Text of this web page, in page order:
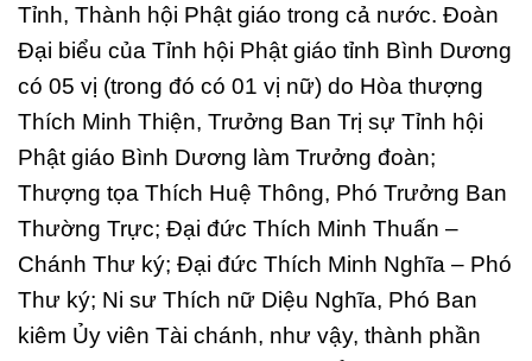
Tỉnh, Thành hội Phật giáo trong cả nước. Đoàn
Đại biểu của Tỉnh hội Phật giáo tỉnh Bình Dương
có 05 vị (trong đó có 01 vị nữ) do Hòa thượng
Thích Minh Thiện, Trưởng Ban Trị sự Tỉnh hội
Phật giáo Bình Dương làm Trưởng đoàn;
Thượng tọa Thích Huệ Thông, Phó Trưởng Ban
Thường Trực; Đại đức Thích Minh Thuấn –
Chánh Thư ký; Đại đức Thích Minh Nghĩa – Phó
Thư ký; Ni sư Thích nữ Diệu Nghĩa, Phó Ban
kiêm Ủy viên Tài chánh, như vậy, thành phần